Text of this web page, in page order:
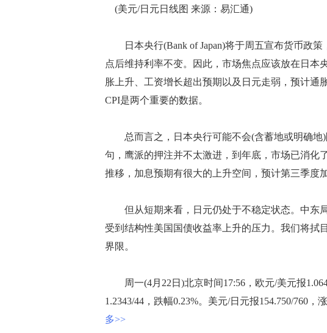
(美元/日元日线图 来源：易汇通)
日本央行(Bank of Japan)将于周五宣布货币政策
点后维持利率不变。因此，市场焦点应该放在日本
胀上升、工资增长超出预期以及日元走弱，预计通
CPI是两个重要的数据。
总而言之，日本央行可能不会(含蓄地或明确地)
句，鹰派的押注并不太激进，到年底，市场已消化
推移，加息预期有很大的上升空间，预计第三季度
但从短期来看，日元仍处于不稳定状态。中东
受到结构性美国国债收益率上升的压力。我们将拭
界限。
周一(4月22日)北京时间17:56，欧元/美元报
1.2343/44，跌幅0.23%。美元/日元报154.750/760，
多>>